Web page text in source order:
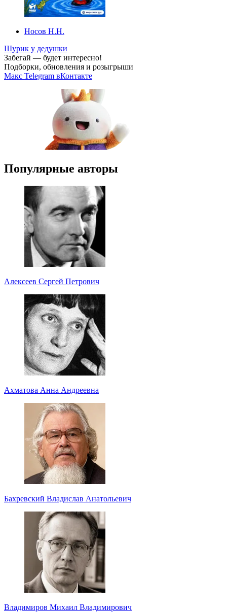
Носов Н.Н.
Шурик у дедушки
Забегай — будет интересно!
Подборки, обновления и розыгрыши
Макс Telegram вКонтакте
Популярные авторы
Алексеев Сергей Петрович
Ахматова Анна Андреевна
Бахревский Владислав Анатольевич
Владимиров Михаил Владимирович